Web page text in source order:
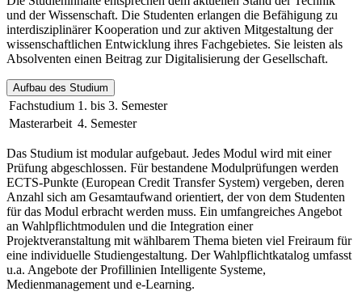
und der Wissenschaft. Die Studenten erlangen die Befähigung zu
interdisziplinärer Kooperation und zur aktiven Mitgestaltung der
wissenschaftlichen Entwicklung ihres Fachgebietes. Sie leisten als
Absolventen einen Beitrag zur Digitalisierung der Gesellschaft.
Aufbau des Studium
Fachstudium 1. bis 3. Semester
Masterarbeit 4. Semester
Das Studium ist modular aufgebaut. Jedes Modul wird mit einer
Prüfung abgeschlossen. Für bestandene Modulprüfungen werden
ECTS-Punkte (European Credit Transfer System) vergeben, deren
Anzahl sich am Gesamtaufwand orientiert, der von dem Studenten
für das Modul erbracht werden muss. Ein umfangreiches Angebot
an Wahlpflichtmodulen und die Integration einer
Projektveranstaltung mit wählbarem Thema bieten viel Freiraum für
eine individuelle Studiengestaltung. Der Wahlpflichtkatalog umfasst
u.a. Angebote der Profillinien Intelligente Systeme,
Medienmanagement und e-Learning.